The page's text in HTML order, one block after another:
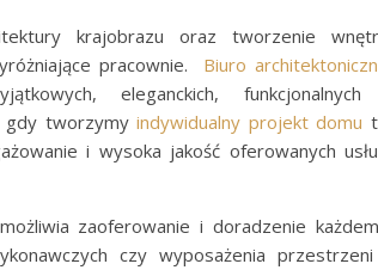
krajobrazu oraz tworzenie
pracownie. Biuro
eleganckich,
gdy tworzymyindywidualny projekt domu
i wysoka jakość oferowanych
zaoferowanie i doradzenie
czy wyposażenia